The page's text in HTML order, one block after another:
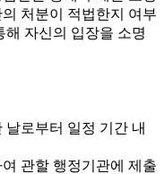
처분이 적법한지 여부
자신의 입장을 소명
로부터 일정 기간 내
관할 행정기관에 제출